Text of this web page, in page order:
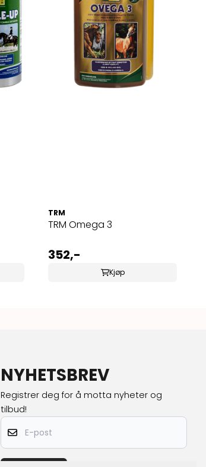
TRM
TRM Omega 3
352,-
Kjøp
NYHETSBREV
Registrer deg for å motta nyheter og
tilbud!
E-post